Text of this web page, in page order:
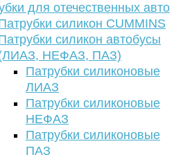
для отечественных авто
силикон CUMMINS
силикон автобусы
НЕФАЗ, ПАЗ)
Патрубки силиконовые
ЛИАЗ
Патрубки силиконовые
НЕФАЗ
Патрубки силиконовые
ПАЗ